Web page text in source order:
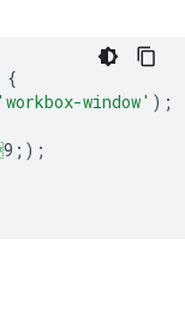
{
'workbox-window' );
9; );